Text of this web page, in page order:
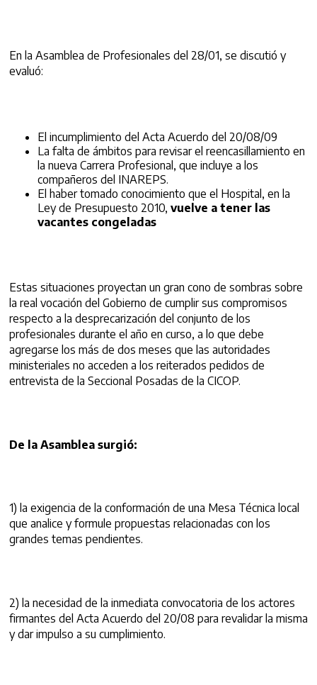
En la Asamblea de Profesionales del 28/01, se discutió y
evaluó:
El incumplimiento del Acta Acuerdo del 20/08/09
La falta de ámbitos para revisar el reencasillamiento en
la nueva Carrera Profesional, que incluye a los
compañeros del INAREPS.
El haber tomado conocimiento que el Hospital, en la
Ley de Presupuesto 2010, vuelve a tener las
vacantes congeladas
Estas situaciones proyectan un gran cono de sombras sobre
la real vocación del Gobierno de cumplir sus compromisos
respecto a la desprecarización del conjunto de los
profesionales durante el año en curso, a lo que debe
agregarse los más de dos meses que las autoridades
ministeriales no acceden a los reiterados pedidos de
entrevista de la Seccional Posadas de la CICOP.
De la Asamblea surgió:
1) la exigencia de la conformación de una Mesa Técnica local
que analice y formule propuestas relacionadas con los
grandes temas pendientes.
2) la necesidad de la inmediata convocatoria de los actores
firmantes del Acta Acuerdo del 20/08 para revalidar la misma
y dar impulso a su cumplimiento.